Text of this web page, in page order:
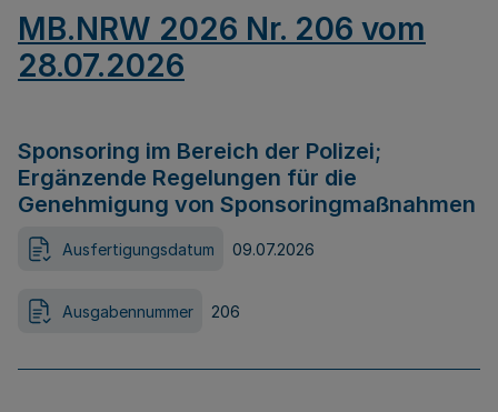
MB.NRW 2026 Nr. 206 vom
28.07.2026
Sponsoring im Bereich der Polizei;
Ergänzende Regelungen für die
Genehmigung von Sponsoringmaßnahmen
Ausfertigungsdatum 09.07.2026
Ausgabennummer 206